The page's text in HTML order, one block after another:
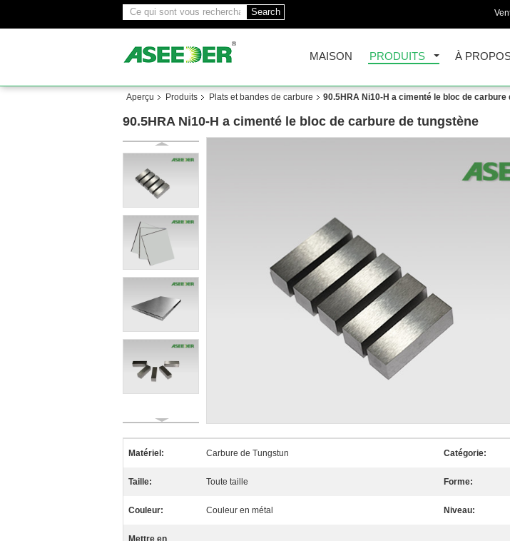
Search
MAISON PRODUITS À
Aperçu Produits Plats et bandes de carbure 90.5HRA Ni10-H a cimenté le bloc de carbure
90.5HRA Ni10-H a cimenté le bloc de carbure de tungstène
Matériel: Carbure de Tungstun Catégorie:
Taille: Toute taille Forme:
Couleur: Couleur en métal Niveau:
Mettre en